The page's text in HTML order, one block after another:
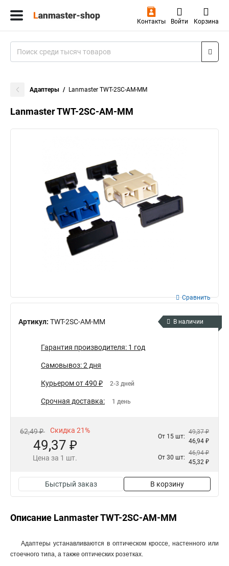
Контакты Войти Корзина
Адаптеры Lanmaster TWT-2SC-AM-MM
Lanmaster TWT-2SC-AM-MM
Артикул: TWT-2SC-AM-MM
Сравнить
В наличии
Гарантия производителя: 1 год
Самовывоз: 2 дня
Курьером от 490 ₽ 2-3 дней
Срочная доставка: 1 день
62,49 ₽ Скидка 21%
49,37 ₽
Цена за 1 шт.
От 15 шт:
49,37 ₽
46,94 ₽
От 30 шт:
46,94 ₽
45,32 ₽
Быстрый заказ В корзину
Описание Lanmaster TWT-2SC-AM-MM
Адаптеры устанавливаются в оптическом кроссе, настенного или
стоечного типа, а также оптических розетках.